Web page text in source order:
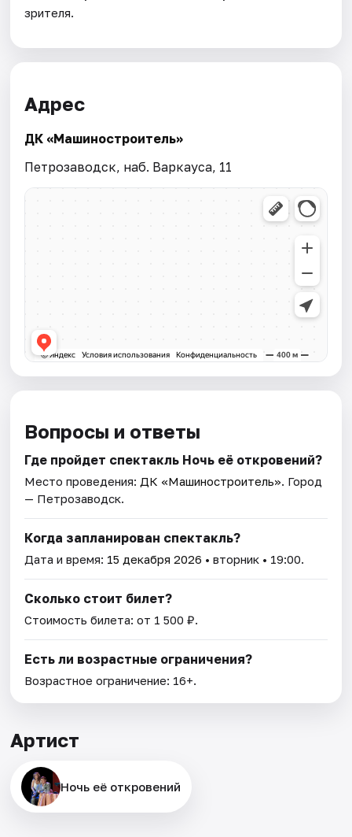
зрителя.
Адрес
ДК «Машиностроитель»
Петрозаводск, наб. Варкауса, 11
Вопросы и ответы
Где пройдет спектакль Ночь её откровений?
Место проведения: ДК «Машиностроитель». Город
— Петрозаводск.
Когда запланирован спектакль?
Дата и время: 15 декабря 2026 • вторник • 19:00.
Сколько стоит билет?
Стоимость билета: от 1 500 ₽.
Есть ли возрастные ограничения?
Возрастное ограничение: 16+.
Артист
Ночь её откровений